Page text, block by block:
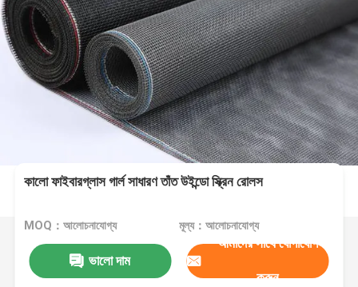
কালো ফাইবারগ্লাস গার্ল সাধারণ তাঁত উইন্ডো স্ক্রিন রোলস
MOQ：আলোচনাযোগ্য মূল্য：আলোচনাযোগ্য
ভালো দাম
আমাদের সাথে যোগাযোগ
করুন